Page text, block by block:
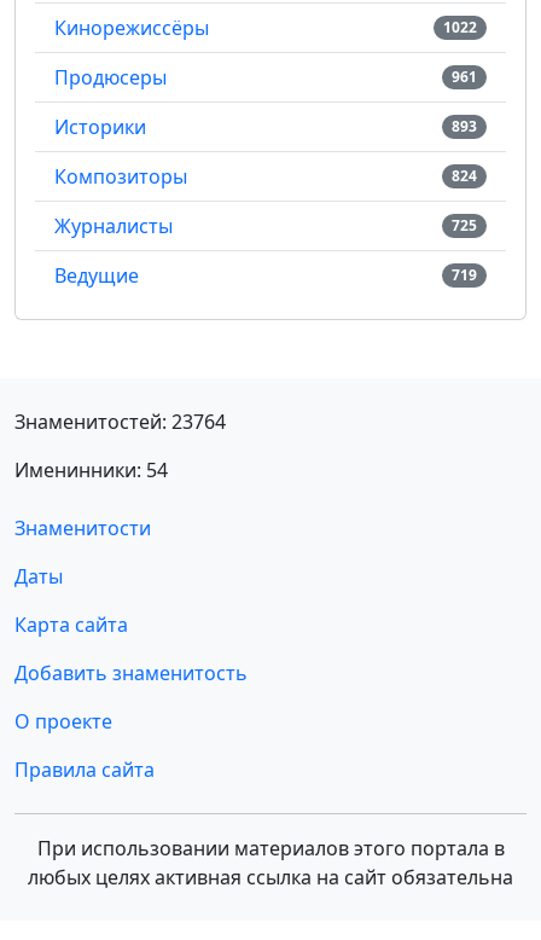
Кинорежиссёры 1022
Продюсеры 961
Историки 893
Композиторы 824
Журналисты 725
Ведущие 719
Знаменитостей: 23764
Именинники: 54
Знаменитости
Даты
Карта сайта
Добавить знаменитость
О проекте
Правила сайта
При использовании материалов этого портала в
любых целях активная ссылка на сайт обязательна